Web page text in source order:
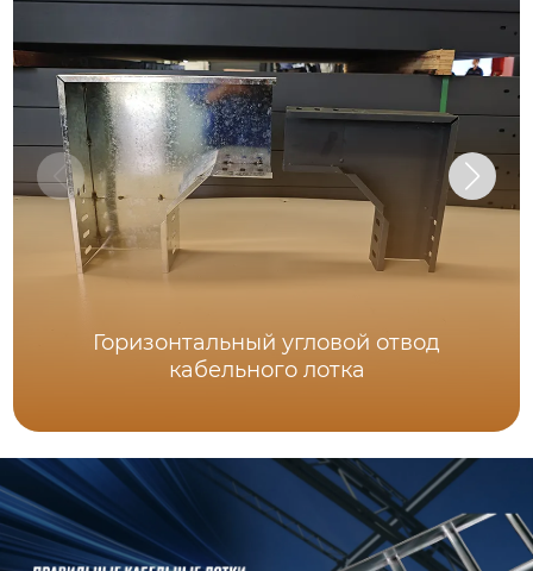
Горизонтальный угловой отвод
кабельного лотка